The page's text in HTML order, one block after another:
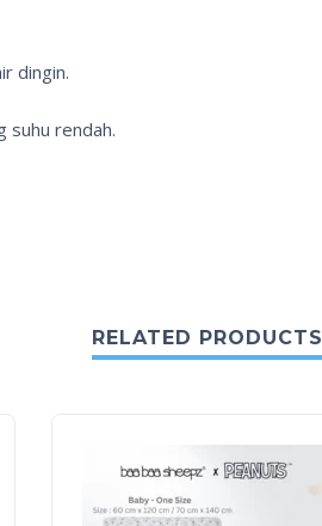
dingin.
suhu rendah.
RELATED PRODUCTS